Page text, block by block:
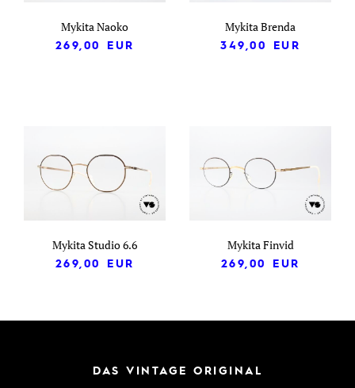
Mykita Naoko
269,00
EUR
Mykita Brenda
349,00
EUR
Mykita Studio 6.6
269,00
EUR
Mykita Finvid
269,00
EUR
DAS VINTAGE ORIGINAL